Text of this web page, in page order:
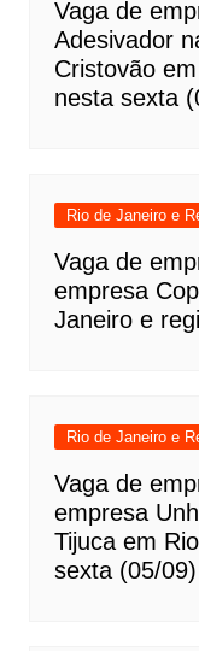
Vaga de
Adesivador
Cristovão
nesta sexta
Rio de Janeiro e
Vaga de
empresa
Janeiro e
Rio de Janeiro e
Vaga de
empresa
Tijuca em
sexta (05/09)